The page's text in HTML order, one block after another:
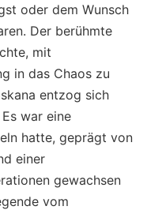
oder dem Wunsch
Der berühmte
mit
in das Chaos zu
entzog sich
war eine
hatte, geprägt von
einer
gewachsen
vom